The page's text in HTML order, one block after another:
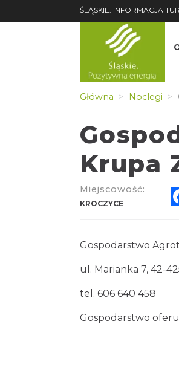
ŚLĄSKIE. INFORMACJA
Główna Noclegi
Krupa
Miejscowość:
KROCZYCE
Gospodarstwo
ul. Marianka 7, 42-
tel. 606 640 458
Gospodarstwo